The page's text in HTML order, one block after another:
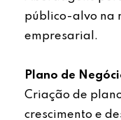
público-alvo na
empresarial.
Plano de
Criação de
crescimento e